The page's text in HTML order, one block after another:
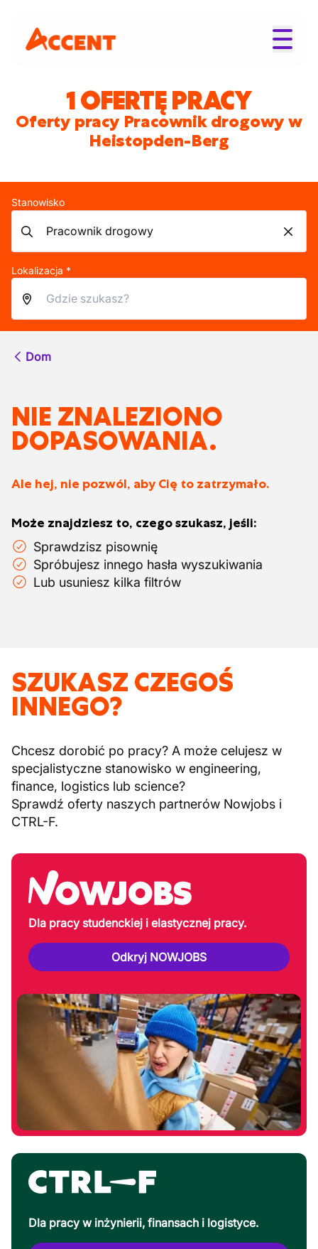
1 OFERTĘ PRACY
Oferty pracy Pracownik drogowy w
Heistopden-Berg
Stanowisko
Lokalizacja *
Dom
NIE ZNALEZIONO
DOPASOWANIA.
Ale hej, nie pozwól, aby Cię to zatrzymało.
Może znajdziesz to, czego szukasz, jeśli:
Sprawdzisz pisownię
Spróbujesz innego hasła wyszukiwania
Lub usuniesz kilka filtrów
SZUKASZ CZEGOŚ
INNEGO?
Chcesz dorobić po pracy? A może celujesz w
specjalistyczne stanowisko w engineering,
finance, logistics lub science?
Sprawdź oferty naszych partnerów Nowjobs i
CTRL-F.
Dla pracy studenckiej i elastycznej pracy.
Odkryj NOWJOBS
Dla pracy w inżynierii, finansach i logistyce.